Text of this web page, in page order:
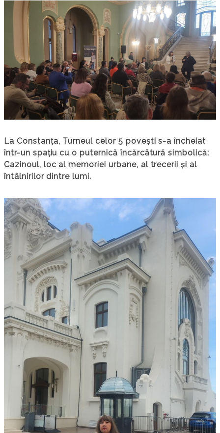
La Constanța, Turneul celor 5 povești s-a încheiat
într-un spațiu cu o puternică încărcătură simbolică:
Cazinoul, loc al memoriei urbane, al trecerii și al
întâlnirilor dintre lumi.